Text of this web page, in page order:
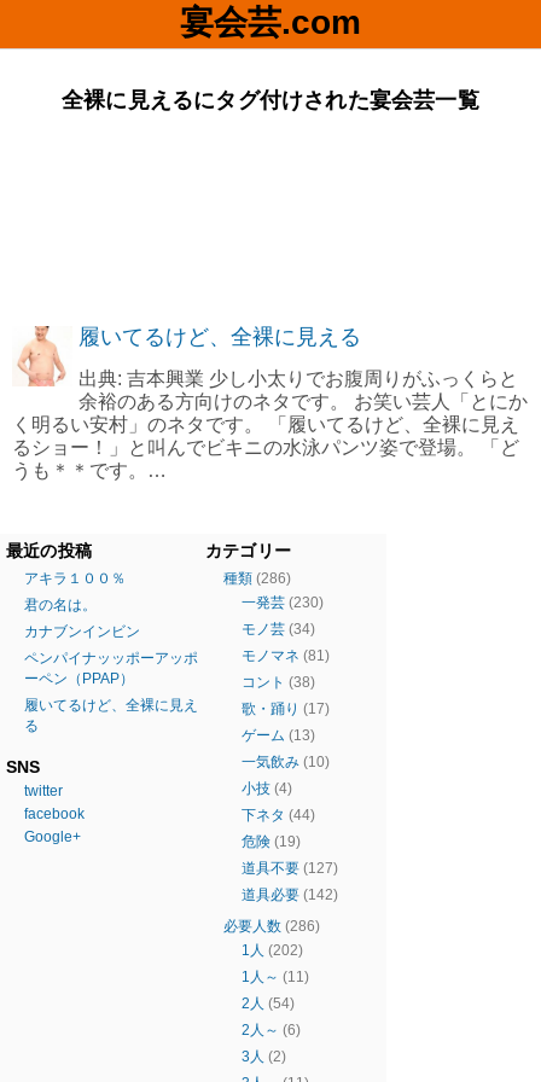
宴会芸.com
全裸に見えるにタグ付けされた宴会芸一覧
履いてるけど、全裸に見える
出典: 吉本興業 少し小太りでお腹周りがふっくらと
余裕のある方向けのネタです。 お笑い芸人「とにか
く明るい安村」のネタです。 「履いてるけど、全裸に見え
るショー！」と叫んでビキニの水泳パンツ姿で登場。 「ど
うも＊＊です。…
最近の投稿
アキラ１００％
君の名は。
カナブンインビン
ペンパイナッッポーアッポ
ーペン（PPAP）
履いてるけど、全裸に見え
る
SNS
twitter
facebook
Google+
カテゴリー
種類 (286)
一発芸 (230)
モノ芸 (34)
モノマネ (81)
コント (38)
歌・踊り (17)
ゲーム (13)
一気飲み (10)
小技 (4)
下ネタ (44)
危険 (19)
道具不要 (127)
道具必要 (142)
必要人数 (286)
1人 (202)
1人～ (11)
2人 (54)
2人～ (6)
3人 (2)